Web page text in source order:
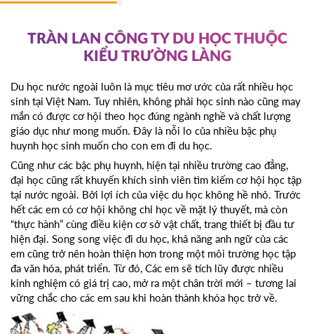
TRÀN LAN CÔNG TY DU HỌC THUỘC
KIỂU TRƯỜNG LÀNG
Du học nước ngoài luôn là mục tiêu mơ ước của rất nhiều học
sinh tại Việt Nam. Tuy nhiên, không phải học sinh nào cũng may
mắn có được cơ hội theo học đúng ngành nghề và chất lượng
giáo dục như mong muốn. Đây là nỗi lo của nhiều bậc phụ
huynh học sinh muốn cho con em đi du học.
Cũng như các bậc phụ huynh, hiện tại nhiều trường cao đẳng,
đại học cũng rất khuyến khích sinh viên tìm kiếm cơ hội học tập
tại nước ngoài. Bởi lợi ích của việc du học không hề nhỏ. Trước
hết các em có cơ hội không chỉ học về mặt lý thuyết, mà còn
“thực hành” cùng điều kiện cơ sở vật chất, trang thiết bị đầu tư
hiện đại. Song song việc đi du học, khả năng anh ngữ của các
em cũng trở nên hoàn thiện hơn trong một môi trường học tập
đa văn hóa, phát triển. Từ đó, Các em sẽ tích lũy được nhiều
kinh nghiệm có giá trị cao, mở ra một chân trời mới – tương lai
vững chắc cho các em sau khi hoàn thành khóa học trở về.